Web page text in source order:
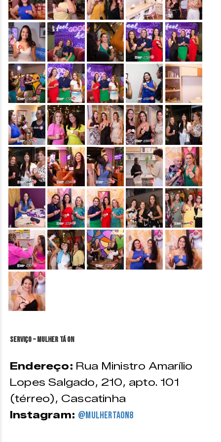
&nbsp; &nbsp; &nbsp; &nbsp; &nbsp;
&nbsp; &nbsp; &nbsp; &nbsp; &nbsp;
&nbsp; &nbsp; &nbsp; &nbsp; &nbsp;
&nbsp; &nbsp; &nbsp; &nbsp; &nbsp;
&nbsp; &nbsp; &nbsp; &nbsp; &nbsp;
&nbsp; &nbsp; &nbsp; &nbsp; &nbsp;
&nbsp;
Serviço – Mulher tá ON
Endereço: Rua Ministro Amarílio
Lopes Salgado, 210, apto. 101
(térreo), Cascatinha
Instagram: @mulhertaon8